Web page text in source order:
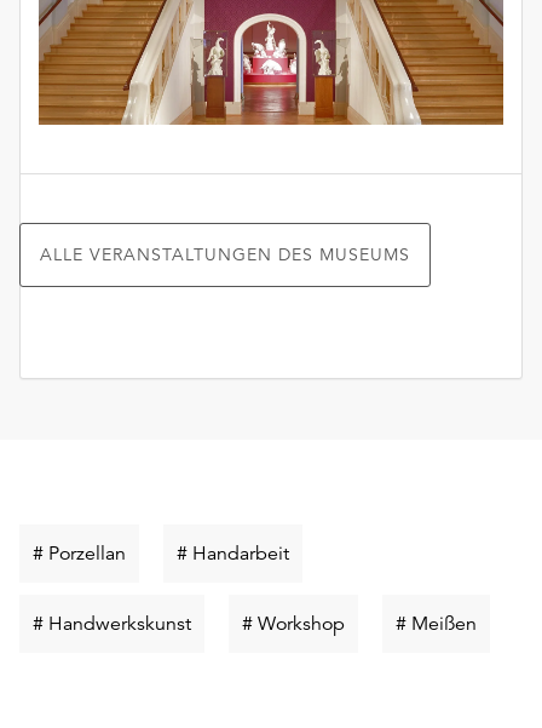
ALLE VERANSTALTUNGEN DES MUSEUMS
# Porzellan Schlüsselwort
# HandarbeitSchlüsselwort
# HandwerkskunstSchlüsselwort
# WorkshopSchlüsselwort
# Meißen